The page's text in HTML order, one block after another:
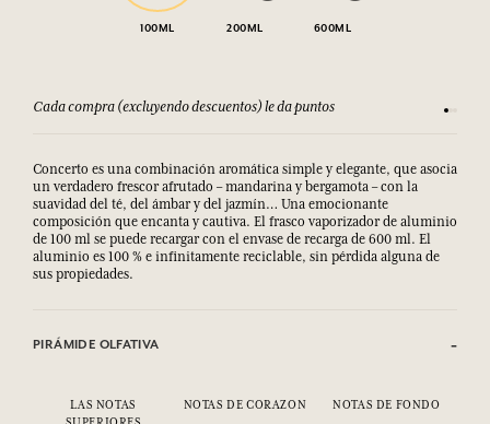
100ML 200ML 600ML
Cada compra (excluyendo descuentos) le da puntos
Concerto es una combinación aromática simple y elegante, que asocia
un verdadero frescor afrutado – mandarina y bergamota – con la
suavidad del té, del ámbar y del jazmín… Una emocionante
composición que encanta y cautiva. El frasco vaporizador de aluminio
de 100 ml se puede recargar con el envase de recarga de 600 ml. El
aluminio es 100 % e infinitamente reciclable, sin pérdida alguna de
sus propiedades.
PIRÁMIDE OLFATIVA
LAS NOTAS
NOTAS DE CORAZON NOTAS DE FONDO